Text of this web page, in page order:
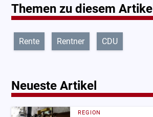
Themen zu diesem Artikel
Rente Rentner CDU
Neueste Artikel
REGION